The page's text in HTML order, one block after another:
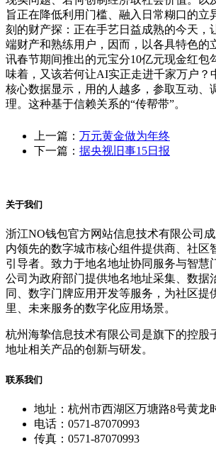
旨正在降低利用门槛、融入日常糊口的立
刻的财产探：正在手艺日益成熟的今天，
端财产和熟练用户，因而，以各具特色的
讯春节期间推出的元宝分10亿元现金红包
味着，又该若何让AI实正走进千家万户？
核心数据显示，用的人越多，参取互动、
理。这种基于信赖关系的“传帮带”。
上一篇： 万元黄金做为年终
下一篇： 据央视旧事15日报
关于我们
浙江NO钱包官方网站信息技术有限公司
内领先的数字城市核心组件提供商、社区
引导者。致力于地名地址协同服务与智慧
公司为政府部门提供地名地址采集、数据
同、数字门牌应用开发等服务，为社区提
里、未来服务的数字化应用场景。
杭州海挚信息技术有限公司是旗下的控股
地址相关产品的创新与研发。
联系我们
地址：杭州市西湖区万塘路8号黄龙
电话：0571-87070993
传真：0571-87070993